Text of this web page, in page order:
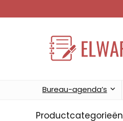
Bureau-agenda’s
Productcategorieën